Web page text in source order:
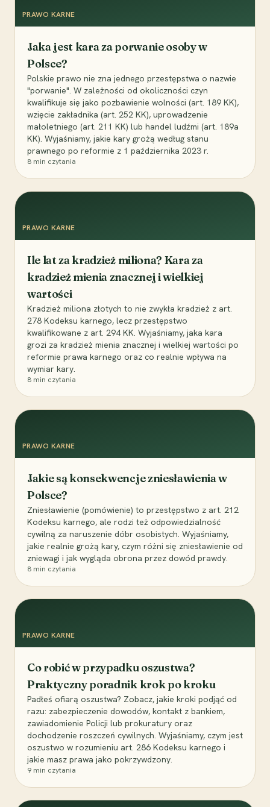
PRAWO KARNE
Jaka jest kara za porwanie osoby w
Polsce?
Polskie prawo nie zna jednego przestępstwa o nazwie
"porwanie". W zależności od okoliczności czyn
kwalifikuje się jako pozbawienie wolności (art. 189 KK),
wzięcie zakładnika (art. 252 KK), uprowadzenie
małoletniego (art. 211 KK) lub handel ludźmi (art. 189a
KK). Wyjaśniamy, jakie kary grożą według stanu
prawnego po reformie z 1 października 2023 r.
8 min czytania
PRAWO KARNE
Ile lat za kradzież miliona? Kara za
kradzież mienia znacznej i wielkiej
wartości
Kradzież miliona złotych to nie zwykła kradzież z art.
278 Kodeksu karnego, lecz przestępstwo
kwalifikowane z art. 294 KK. Wyjaśniamy, jaka kara
grozi za kradzież mienia znacznej i wielkiej wartości po
reformie prawa karnego oraz co realnie wpływa na
wymiar kary.
8 min czytania
PRAWO KARNE
Jakie są konsekwencje zniesławienia w
Polsce?
Zniesławienie (pomówienie) to przestępstwo z art. 212
Kodeksu karnego, ale rodzi też odpowiedzialność
cywilną za naruszenie dóbr osobistych. Wyjaśniamy,
jakie realnie grożą kary, czym różni się zniesławienie od
zniewagi i jak wygląda obrona przez dowód prawdy.
8 min czytania
PRAWO KARNE
Co robić w przypadku oszustwa?
Praktyczny poradnik krok po kroku
Padłeś ofiarą oszustwa? Zobacz, jakie kroki podjąć od
razu: zabezpieczenie dowodów, kontakt z bankiem,
zawiadomienie Policji lub prokuratury oraz
dochodzenie roszczeń cywilnych. Wyjaśniamy, czym jest
oszustwo w rozumieniu art. 286 Kodeksu karnego i
jakie masz prawa jako pokrzywdzony.
9 min czytania